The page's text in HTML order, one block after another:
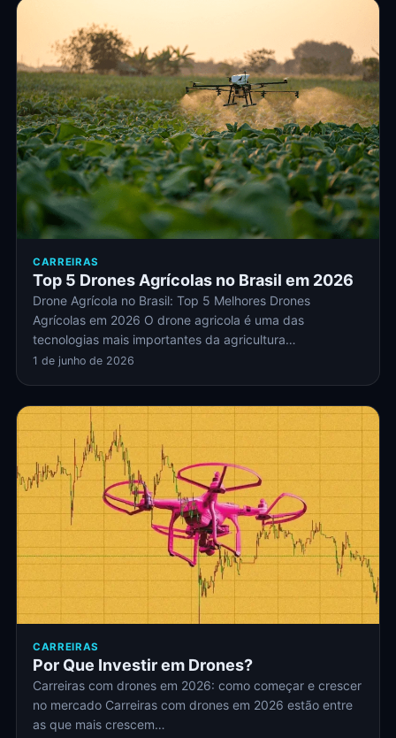
CARREIRAS
Top 5 Drones Agrícolas no Brasil em 2026
Drone Agrícola no Brasil: Top 5 Melhores Drones
Agrícolas em 2026 O drone agricola é uma das
tecnologias mais importantes da agricultura…
1 de junho de 2026
CARREIRAS
Por Que Investir em Drones?
Carreiras com drones em 2026: como começar e crescer
no mercado Carreiras com drones em 2026 estão entre
as que mais crescem…